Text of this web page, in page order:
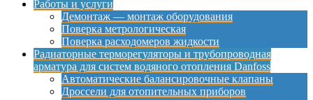
Работы и услуги
Демонтаж — монтаж оборудования
Поверка метрологическая
Поверка расходомеров жидкости
Радиаторные терморегуляторы и трубопроводная
арматура для систем водяного отопления Danfoss
Автоматические балансировочные клапаны
Дроссели для отопительных приборов